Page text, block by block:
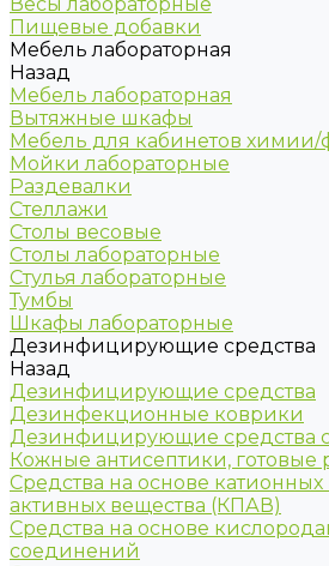
Пищевые добавки
Мебель лабораторная
Назад
Мебель лабораторная
Вытяжные шкафы
Мебель для кабинетов химии/
Мойки лабораторные
Раздевалки
Стеллажи
Столы весовые
Столы лабораторные
Стулья лабораторные
Тумбы
Шкафы лабораторные
Дезинфицирующие средства
Назад
Дезинфицирующие средства
Дезинфекционные коврики
Дезинфицирующие средства
Кожные антисептики, готовые
Средства на основе катионных
активных вещества (КПАВ)
Средства на основе
соединений